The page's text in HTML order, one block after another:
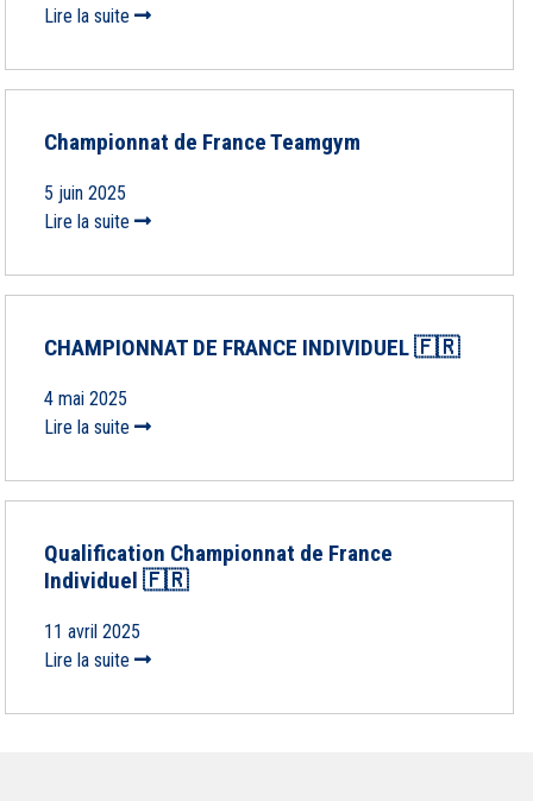
Lire la suite
Championnat de France Teamgym
5 juin 2025
Lire la suite
CHAMPIONNAT DE FRANCE INDIVIDUEL 🇫🇷
4 mai 2025
Lire la suite
Qualification Championnat de France
Individuel 🇫🇷
11 avril 2025
Lire la suite